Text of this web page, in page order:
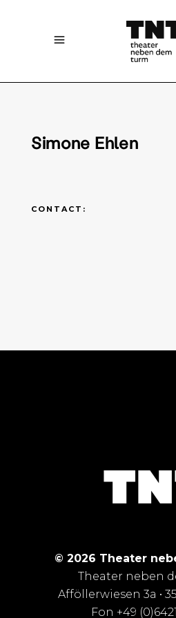
Simone Ehlen
CONTACT:
© 2026 Theater
Theater neben
Afföllerwiesen 3a •
Fon +49